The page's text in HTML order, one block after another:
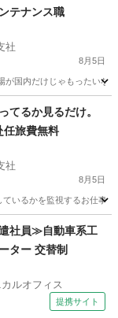
テナンス職
社
8月5日
国内だけじゃもったい
てるか見るだけ。
任旅費無料
社
8月5日
いるかを監視するお仕事
社員≫自動車系工
ター 交替制
ルオフィス
提携サイト